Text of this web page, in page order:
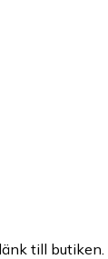
till butiken.